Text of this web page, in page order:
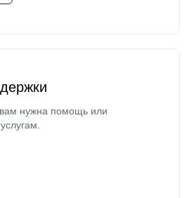
нужна помощь или